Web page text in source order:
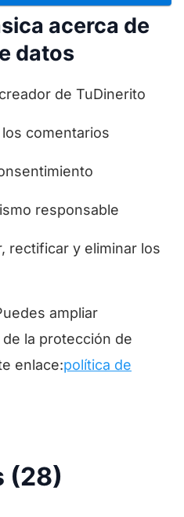
acerca de
datos
de TuDinerito
comentarios
responsable
rectificar y eliminar los
ampliar
la protección de
enlace:política de
(28)